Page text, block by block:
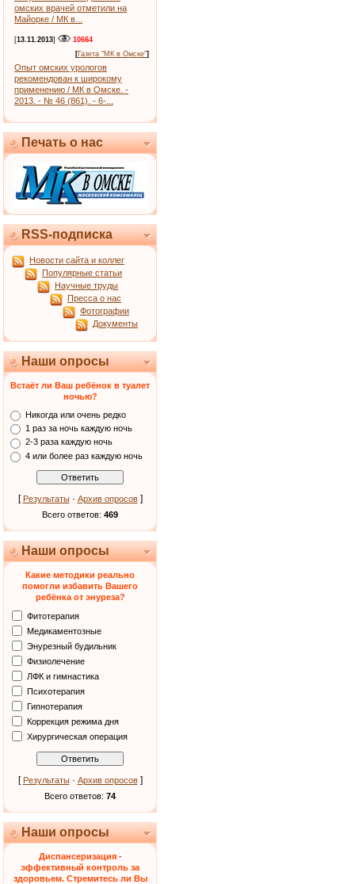
омских врачей отметили на
Майорке / МК в...
[13.11.2013]
10664
[Газета "МК в Омске"]
Опыт омских урологов
рекомендован к широкому
применению / МК в Омске. -
2013. - № 46 (861). - 6-...
Печать о нас
RSS-подписка
Новости сайта и коллег
Популярные статьи
Научные труды
Пресса о нас
Фотографии
Документы
Наши опросы
Встаёт ли Ваш ребёнок в туалет
ночью?
Никогда или очень редко
1 раз за ночь каждую ночь
2-3 раза каждую ночь
4 или более раз каждую ночь
[ Результаты· Архив опросов]
Всего ответов: 469
Наши опросы
Какие методики реально
помогли избавить Вашего
ребёнка от энуреза?
Фитотерапия
Медикаментозные
Энурезный будильник
Физиолечение
ЛФК и гимнастика
Психотерапия
Гипнотерапия
Коррекция режима дня
Хирургическая операция
[ Результаты· Архив опросов]
Всего ответов: 74
Наши опросы
Диспансеризация -
эффективный контроль за
здоровьем. Стремитесь ли Вы